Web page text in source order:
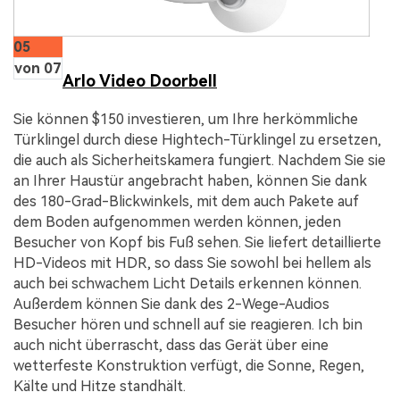
05
von 07
Arlo Video Doorbell
Sie können $150 investieren, um Ihre herkömmliche
Türklingel durch diese Hightech-Türklingel zu ersetzen,
die auch als Sicherheitskamera fungiert. Nachdem Sie sie
an Ihrer Haustür angebracht haben, können Sie dank
des 180-Grad-Blickwinkels, mit dem auch Pakete auf
dem Boden aufgenommen werden können, jeden
Besucher von Kopf bis Fuß sehen. Sie liefert detaillierte
HD-Videos mit HDR, so dass Sie sowohl bei hellem als
auch bei schwachem Licht Details erkennen können.
Außerdem können Sie dank des 2-Wege-Audios
Besucher hören und schnell auf sie reagieren. Ich bin
auch nicht überrascht, dass das Gerät über eine
wetterfeste Konstruktion verfügt, die Sonne, Regen,
Kälte und Hitze standhält.